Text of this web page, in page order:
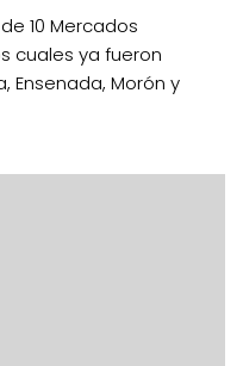
10 Mercados
cuales ya fueron
Ensenada, Morón y